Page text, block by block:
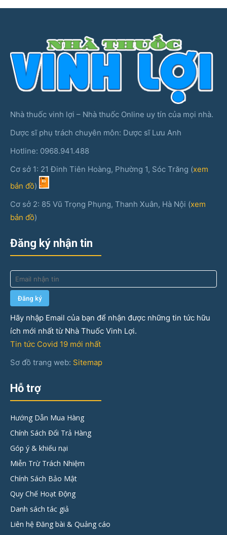
Nhà thuốc vinh lợi – Nhà thuốc Online uy tín của mọi nhà.
Dược sĩ phụ trách chuyên môn: Dược sĩ Lưu Anh
Hotline: 0968.941.488
Cơ sở 1: 21 Đinh Tiên Hoàng, Phường 1, Sóc Trăng (xem
bản đồ)
Cơ sở 2: 85 Vũ Trọng Phụng, Thanh Xuân, Hà Nội (xem
bản đồ)
Đăng ký nhận tin
Hãy nhập Email của bạn để nhận được những tin tức hữu
ích mới nhất từ Nhà Thuốc Vinh Lợi.
Tin tức Covid 19 mới nhất
Sơ đồ trang web: Sitemap
Hỗ trợ
Hướng Dẫn Mua Hàng
Chính Sách Đổi Trả Hàng
Góp ý & khiếu nại
Miễn Trừ Trách Nhiệm
Chính Sách Bảo Mật
Quy Chế Hoạt Động
Danh sách tác giả
Liên hệ Đăng bài & Quảng cáo